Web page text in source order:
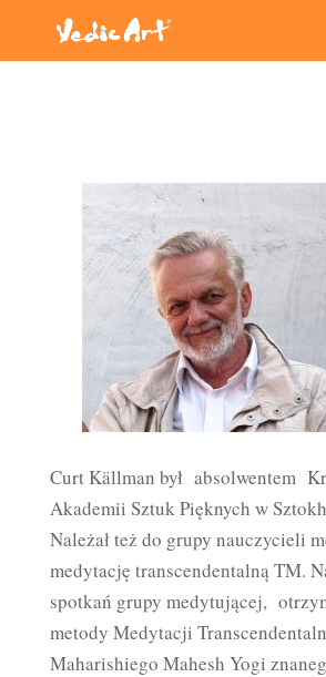
Curt Källman był absolwentem
Akademii Sztuk Pięknych w
Należał też do grupy nauczycieli
medytację transcendentalną TM.
spotkań grupy medytującej,
metody Medytacji
Maharishiego Mahesh Yogi